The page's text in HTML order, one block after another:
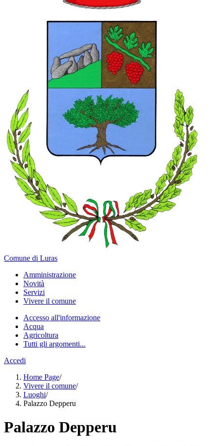
Comune di Luras
Amministrazione
Novità
Servizi
Vivere il comune
Accesso all'informazione
Acqua
Agricoltura
Tutti gli argomenti...
Accedi
Home Page/
Vivere il comune/
Luoghi/
Palazzo Depperu
Palazzo Depperu